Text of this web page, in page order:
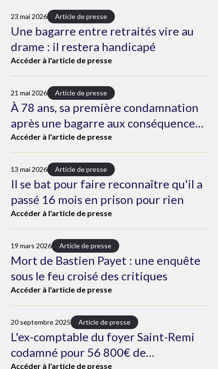
23 mai 2026 Article de presse
Une bagarre entre retraités vire au
drame : il restera handicapé
Accéder à l'article de presse
21 mai 2026 Article de presse
À 78 ans, sa première condamnation
après une bagarre aux conséquences
irréversibles presse
Accéder à l'article de presse
13 mai 2026 Article de presse
Il se bat pour faire reconnaître qu'il a
passé 16 mois en prison pour rien
Accéder à l'article de presse
19 mars 2026 Article de presse
Mort de Bastien Payet : une enquête
sous le feu croisé des critiques
Accéder à l'article de presse
20 septembre 2025 Article de presse
L'ex-comptable du foyer Saint-Remi
codamné pour 56 800€ de
Accéder à l'article de presse